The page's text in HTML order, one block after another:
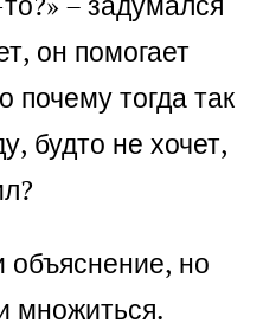
он помогает
почему тогда так
будто не хочет,
но
множиться.